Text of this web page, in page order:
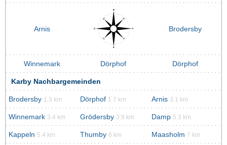
Arnis Brodersby
Winnemark Dörphof Dörphof
Karby Nachbargemeinden
Brodersby 1.3 km Dörphof 1.7 km Arnis 3.1 km
Winnemark 3.4 km Grödersby 3.9 km Damp 5.3 km
Kappeln 5.4 km Thumby 6 km Maasholm 7 km